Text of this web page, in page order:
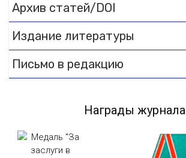
Flipbook Plugin Help
Архив статей/DOI
Издание литературы
Письмо в редакцию
Награды журнала